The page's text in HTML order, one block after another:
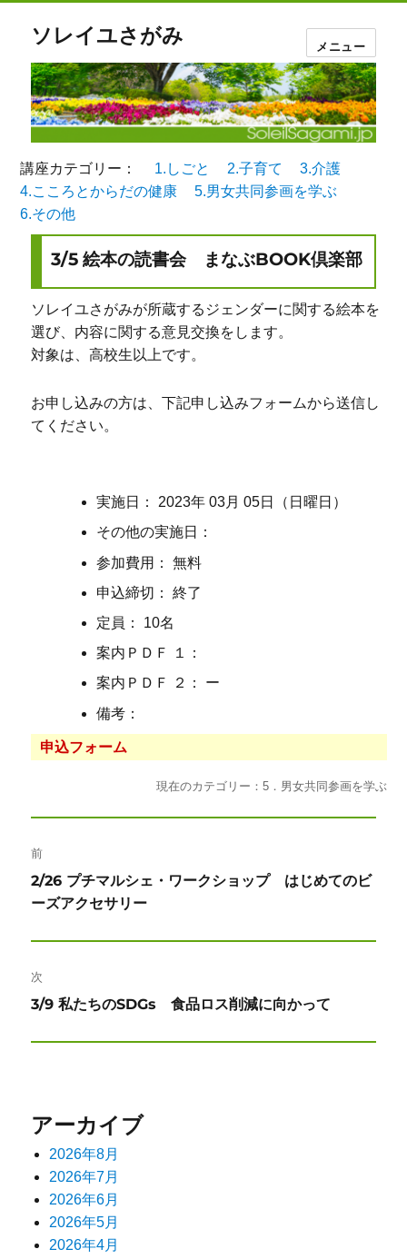
ソレイユさがみ メニュー
講座カテゴリー： 1.しごと 2.子育て
3.介護
4.こころとからだの健康
5.男女共同参画を学ぶ
6.その他
3/5 絵本の読書会 まなぶBOOK倶楽部
ソレイユさがみが所蔵するジェンダーに関する絵本を
選び、内容に関する意見交換をします。
対象は、高校生以上です。
お申し込みの方は、下記申し込みフォームから送信し
てください。
実施日： 2023年 03月 05日（日曜日）
その他の実施日：
参加費用： 無料
申込締切： 終了
定員： 10名
案内ＰＤＦ １：
案内ＰＤＦ ２： ー
備考：
申込フォーム
現在のカテゴリー：5．男女共同参画を学ぶ
稿
ナ
ビ
ゲ
ー
シ
ン
前
前
の
2/26 プチマルシェ・ワークショップ はじめてのビ
ーズアクセサリー
次
次
3/9 私たちのSDGs 食品ロス削減に向かって
アーカイブ
2026年8月
2026年7月
2026年6月
2026年5月
2026年4月